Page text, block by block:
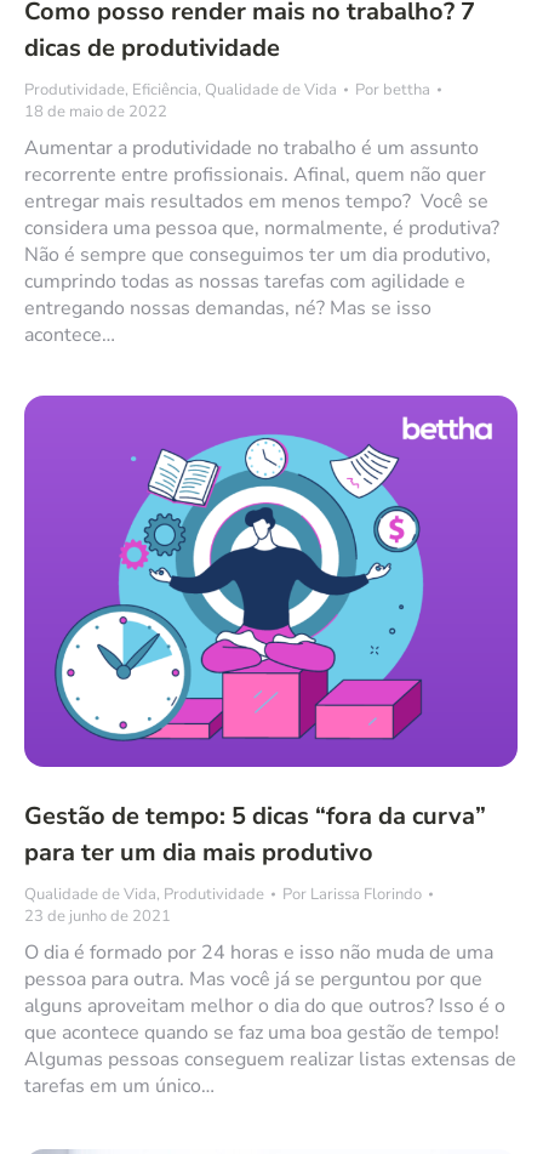
Como posso render mais no trabalho? 7
dicas de produtividade
Produtividade, Eficiência, Qualidade de Vida Por bettha
18 de maio de 2022
Aumentar a produtividade no trabalho é um assunto
recorrente entre profissionais. Afinal, quem não quer
entregar mais resultados em menos tempo? Você se
considera uma pessoa que, normalmente, é produtiva?
Não é sempre que conseguimos ter um dia produtivo,
cumprindo todas as nossas tarefas com agilidade e
entregando nossas demandas, né? Mas se isso
acontece…
Gestão de tempo: 5 dicas “fora da curva”
para ter um dia mais produtivo
Qualidade de Vida, Produtividade Por Larissa Florindo
23 de junho de 2021
O dia é formado por 24 horas e isso não muda de uma
pessoa para outra. Mas você já se perguntou por que
alguns aproveitam melhor o dia do que outros? Isso é o
que acontece quando se faz uma boa gestão de tempo!
Algumas pessoas conseguem realizar listas extensas de
tarefas em um único…